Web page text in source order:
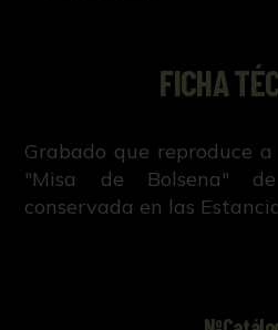
FICHA
Grabado que reproduce
"Misa de Bolsena"
conservada en las